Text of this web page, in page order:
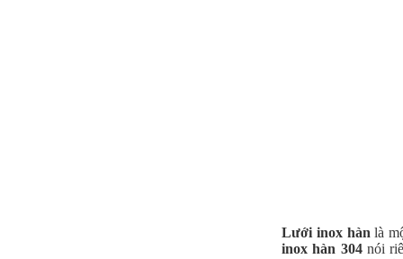
Lưới inox hàn là
inoxhàn 304nói